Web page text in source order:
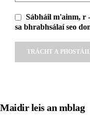
Sábháil m'ainm, r
sa bhrabhsálaí seo
Maidir leis an mblag